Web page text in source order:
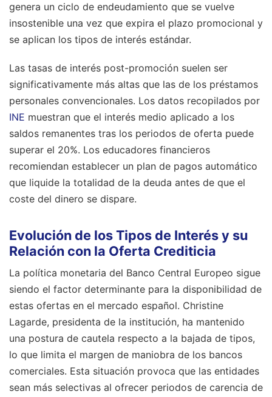
genera un ciclo de endeudamiento que se vuelve
insostenible una vez que expira el plazo promocional y
se aplican los tipos de interés estándar.
Las tasas de interés post-promoción suelen ser
significativamente más altas que las de los préstamos
personales convencionales. Los datos recopilados por
INE muestran que el interés medio aplicado a los
saldos remanentes tras los periodos de oferta puede
superar el 20%. Los educadores financieros
recomiendan establecer un plan de pagos automático
que liquide la totalidad de la deuda antes de que el
coste del dinero se dispare.
Evolución de los Tipos de Interés y su
Relación con la Oferta Crediticia
La política monetaria del Banco Central Europeo sigue
siendo el factor determinante para la disponibilidad de
estas ofertas en el mercado español. Christine
Lagarde, presidenta de la institución, ha mantenido
una postura de cautela respecto a la bajada de tipos,
lo que limita el margen de maniobra de los bancos
comerciales. Esta situación provoca que las entidades
sean más selectivas al ofrecer periodos de carencia de